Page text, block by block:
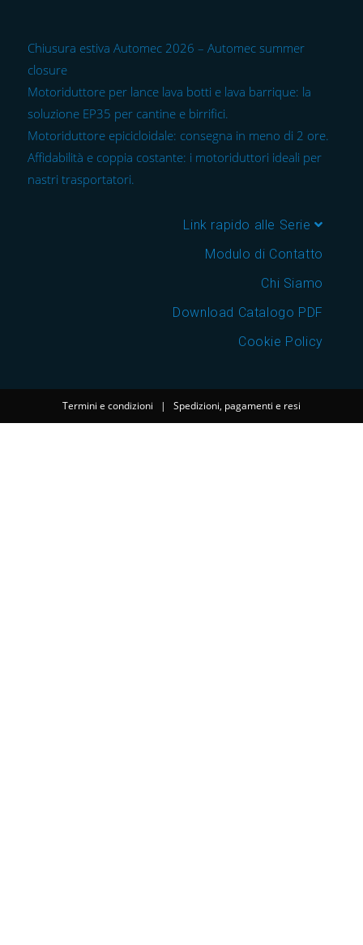
Chiusura estiva Automec 2026 – Automec summer
closure
Motoriduttore per lance lava botti e lava barrique: la
soluzione EP35 per cantine e birrifici.
Motoriduttore epicicloidale: consegna in meno di 2 ore.
Affidabilità e coppia costante: i motoriduttori ideali per
nastri trasportatori.
Link rapido alle Serie
Modulo di Contatto
Chi Siamo
Download Catalogo PDF
Cookie Policy
Termini e condizioni | Spedizioni, pagamenti e resi